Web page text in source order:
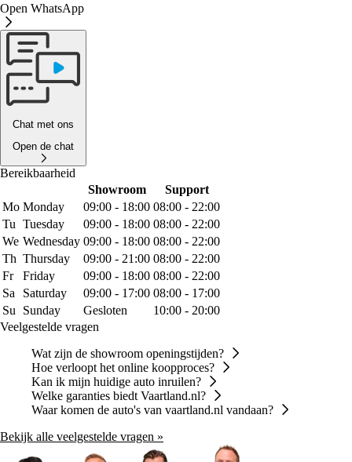
Open WhatsApp
Chat met ons
Open de chat
Bereikbaarheid
Showroom
Support
Mo Monday 09:00 - 18:00 08:00 - 22:00
Tu Tuesday 09:00 - 18:00 08:00 - 22:00
We Wednesday 09:00 - 18:00 08:00 - 22:00
Th Thursday 09:00 - 21:00 08:00 - 22:00
Fr
Friday 09:00 - 18:00 08:00 - 22:00
Sa
Saturday 09:00 - 17:00 08:00 - 17:00
Su
Sunday Gesloten
10:00 - 20:00
Veelgestelde vragen
Wat zijn de showroom openingstijden?
Hoe verloopt het online koopproces?
Kan ik mijn huidige auto inruilen?
Welke garanties biedt Vaartland.nl?
Waar komen de auto's van vaartland.nl vandaan?
Bekijk alle veelgestelde vragen »